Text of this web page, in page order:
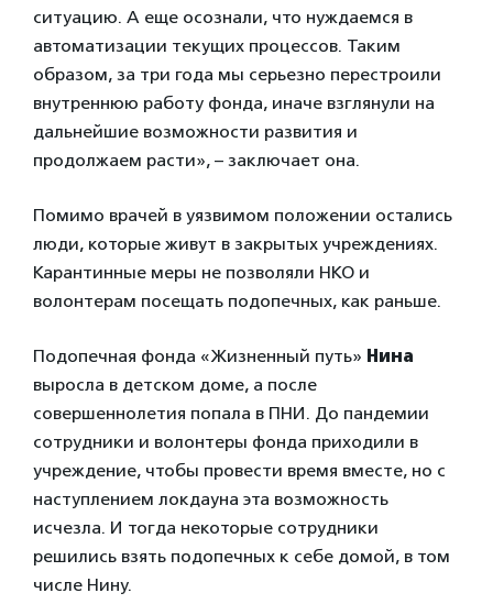
ситуацию. А еще осознали, что нуждаемся в
автоматизации текущих процессов. Таким
образом, за три года мы серьезно перестроили
внутреннюю работу фонда, иначе взглянули на
дальнейшие возможности развития и
продолжаем расти», – заключает она.
Помимо врачей в уязвимом положении остались
люди, которые живут в закрытых учреждениях.
Карантинные меры не позволяли НКО и
волонтерам посещать подопечных, как раньше.
Подопечная фонда «Жизненный путь» Нина
выросла в детском доме, а после
совершеннолетия попала в ПНИ. До пандемии
сотрудники и волонтеры фонда приходили в
учреждение, чтобы провести время вместе, но с
наступлением локдауна эта возможность
исчезла. И тогда некоторые сотрудники
решились взять подопечных к себе домой, в том
числе Нину.